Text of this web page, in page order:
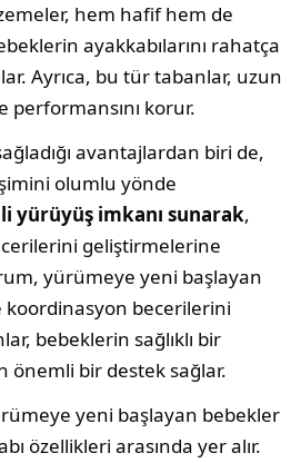
hem hafif hem de
ayakkabılarını rahatça
Ayrıca, bu tür tabanlar, uzun
performansını korur.
avantajlardan biri de,
olumlu yönde
yürüyüş imkanı sunarak,
geliştirmelerine
yürümeye yeni başlayan
becerilerini
bebeklerin sağlıklı bir
önemli bir destek sağlar.
yeni başlayan bebekler
özellikleri arasında yer alır.